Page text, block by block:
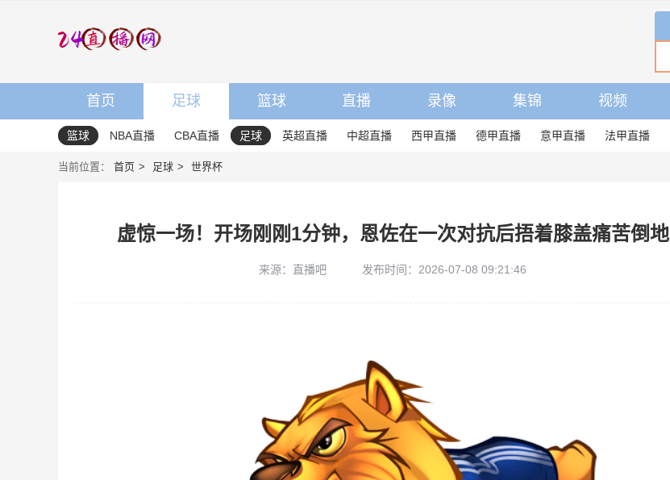
首页 足球 篮球 直播 录像 集锦 视频
篮球 NBA直播 CBA直播 足球 英超直播 中超直播 西甲直播 德甲直播 意甲直播 法甲直播
当前位置： 首页 足球 世界杯
虚惊一场！开场刚刚1分钟，恩佐在一次对抗后捂着膝盖痛苦倒地
来源：直播吧 发布时间：2026-07-08 09:21:46